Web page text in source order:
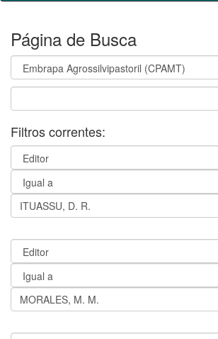
Página de Busca
Filtros correntes: